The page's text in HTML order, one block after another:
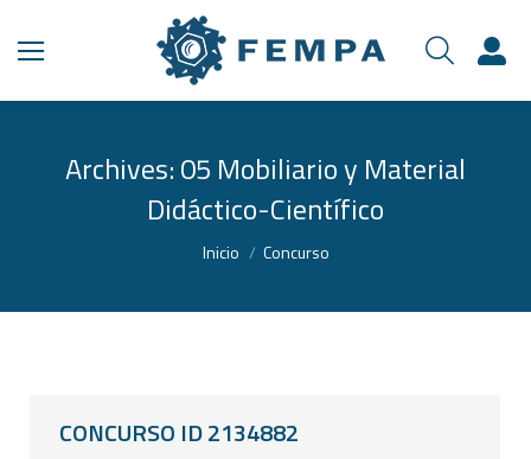
Archives:05 Mobiliario y Material
Didáctico-Científico
Estás aquí:
Inicio Concurso
CONCURSO ID 2134882